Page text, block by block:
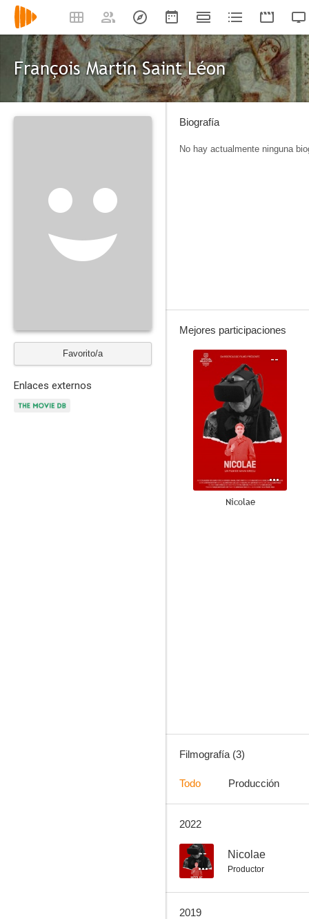
François Martin Saint Léon
Favorito/a
Enlaces externos
Biografía
No hay actualmente ninguna
Mejores participaciones
--
Nicolae
Filmografía (3)
Todo Producción
2022
-- Nicolae
Productor
2019